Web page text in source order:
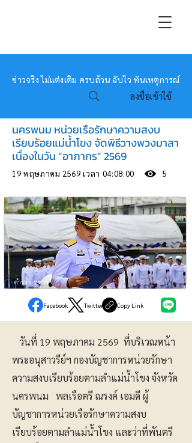
หมอข่าว
ข่าวจริง ไม่แต่งเติม ครบถ้วน ฉับไว ทันเหตุการณ์
ลงชื่อเข้าใช้
นครพนม หน่วยเรือรักษาความสงบ
เรียบร้อยแม่น้ำโขง จัดพิธีวางพวงมาลา
เนื่องในวัน “อาภากร” 2569
19 พฤษภาคม 2569 เวลา 04:08:00 5
ตำรวจ-ทหาร
Facebook Twitter Copy Link
วันที่ 19 พฤษภาคม 2569 ที่บริเวณหน้า
พระอนุสาวรีย์ฯ กองบัญชาการหน่วยรักษา
ความสงบเรียบร้อยตามลำแม่น้ำโขง จังหวัด
นครพนม พลเรือตรี ณรงค์ เอมดี ผู้
บัญชาการหน่วยเรือรักษาความสงบ
เรียบร้อยตามลำแม่น้ำโขง และว่าที่พันตรี